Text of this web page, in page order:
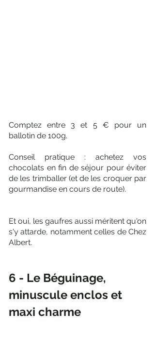
Comptez entre 3 et 5 € pour un
ballotin de 100g.
Conseil pratique : achetez vos
chocolats en fin de séjour pour éviter
de les trimballer (et de les croquer par
gourmandise en cours de route).
Et oui, les gaufres aussi méritent qu'on
s'y attarde, notamment celles de Chez
Albert.
6 - Le Béguinage,
minuscule enclos et
maxi charme